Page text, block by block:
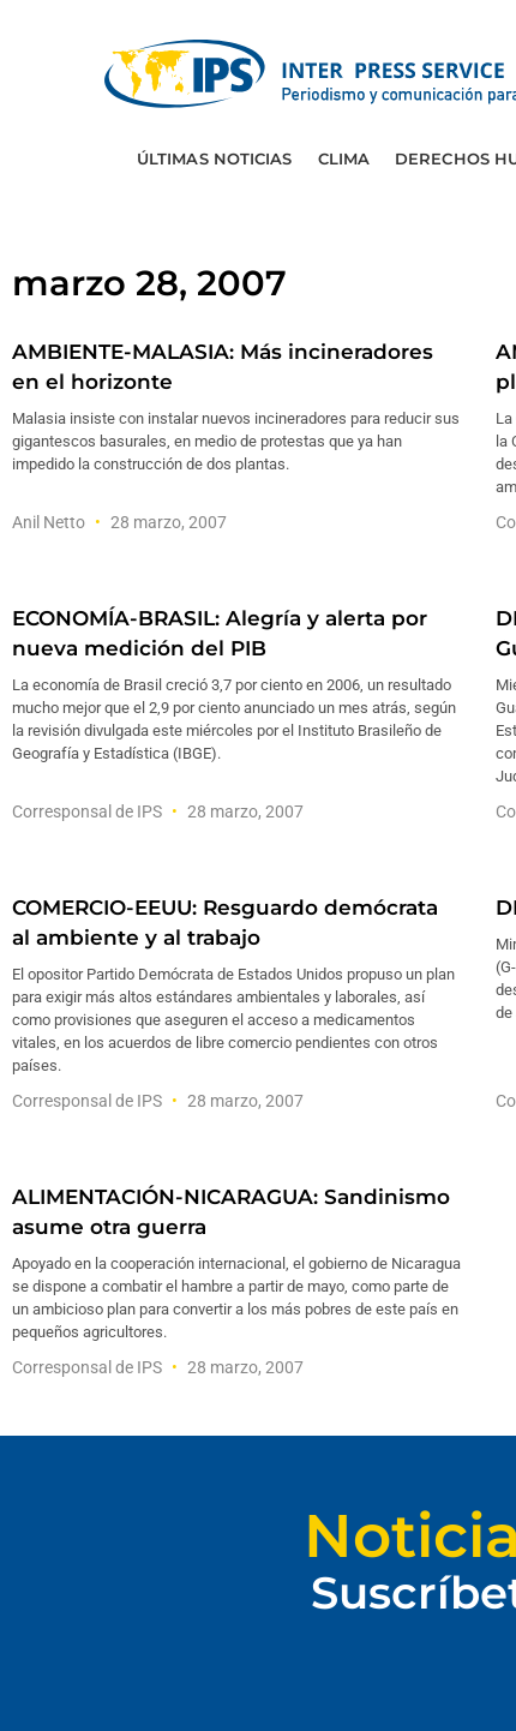
ÚLTIMAS NOTICIAS CLIMA DERECHOS
marzo 28, 2007
AMBIENTE-MALASIA: Más incineradores
en el horizonte
Malasia insiste con instalar nuevos incineradores para reducir sus
gigantescos basurales, en medio de protestas que ya han
impedido la construcción de dos plantas.
Anil Netto 28 marzo, 2007
la
ECONOMÍA-BRASIL: Alegría y alerta por
nueva medición del PIB
La economía de Brasil creció 3,7 por ciento en 2006, un resultado
mucho mejor que el 2,9 por ciento anunciado un mes atrás, según
la revisión divulgada este miércoles por el Instituto Brasileño de
Geografía y Estadística (IBGE).
Corresponsal de IPS 28 marzo, 2007
COMERCIO-EEUU: Resguardo demócrata
al ambiente y al trabajo
El opositor Partido Demócrata de Estados Unidos propuso un plan
para exigir más altos estándares ambientales y laborales, así
como provisiones que aseguren el acceso a medicamentos
vitales, en los acuerdos de libre comercio pendientes con otros
países.
Corresponsal de IPS 28 marzo, 2007
de
ALIMENTACIÓN-NICARAGUA: Sandinismo
asume otra guerra
Apoyado en la cooperación internacional, el gobierno de Nicaragua
se dispone a combatir el hambre a partir de mayo, como parte de
un ambicioso plan para convertir a los más pobres de este país en
pequeños agricultores.
Corresponsal de IPS 28 marzo, 2007